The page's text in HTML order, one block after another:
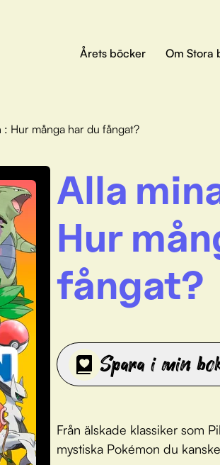
Årets böcker Om Stora
: Hur många har du fångat?
Alla
Hur
fångat?
Spara i min
Från älskade klassiker som
mystiska Pokémon du